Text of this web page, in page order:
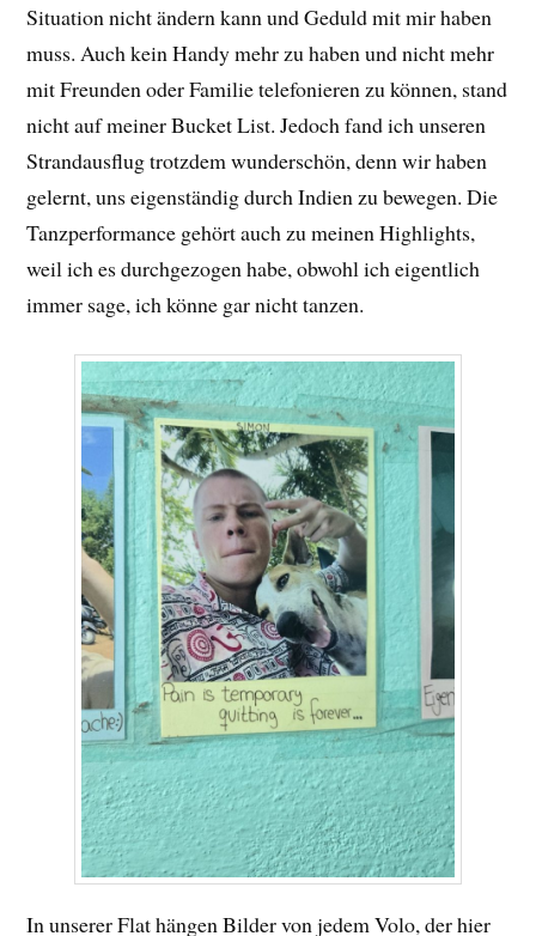
Situation nicht ändern kann und Geduld mit mir haben
muss. Auch kein Handy mehr zu haben und nicht mehr
mit Freunden oder Familie telefonieren zu können, stand
nicht auf meiner Bucket List. Jedoch fand ich unseren
Strandausflug trotzdem wunderschön, denn wir haben
gelernt, uns eigenständig durch Indien zu bewegen. Die
Tanzperformance gehört auch zu meinen Highlights,
weil ich es durchgezogen habe, obwohl ich eigentlich
immer sage, ich könne gar nicht tanzen.
In unserer Flat hängen Bilder von jedem Volo, der hier